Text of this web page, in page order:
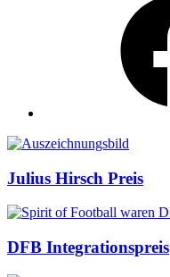
Auszeichnungen
Julius Hirsch Preis
DFB Integrationspreis